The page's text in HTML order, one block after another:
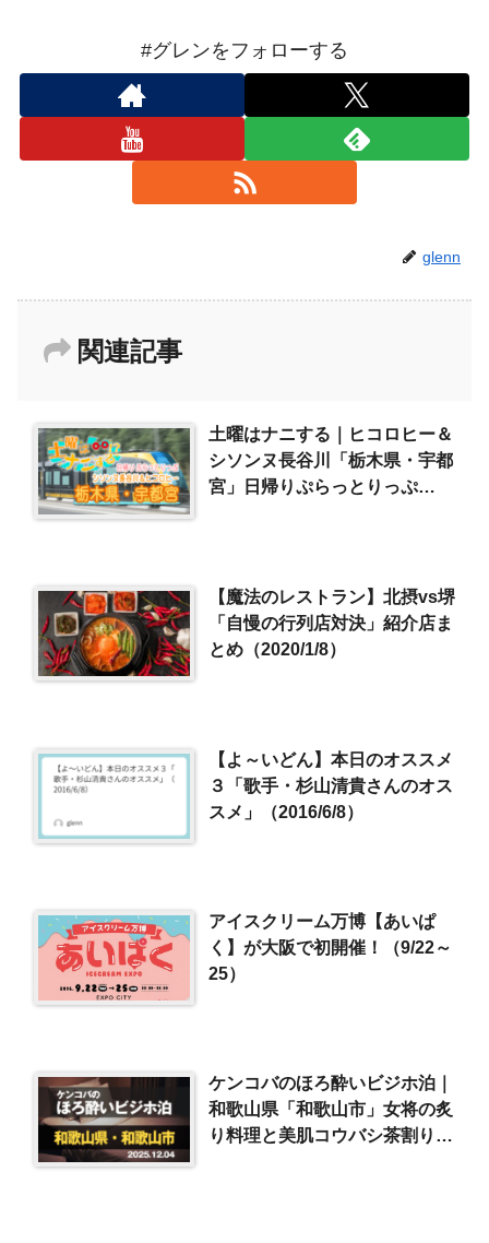
#グレンをフォローする
glenn
関連記事
土曜はナニする｜ヒコロヒー＆
シソンヌ長谷川「栃木県・宇都
宮」日帰りぷらっとりっぷ
【魔法のレストラン】北摂vs堺
「自慢の行列店対決」紹介店ま
とめ（2020/1/8）
【よ～いどん】本日のオススメ
３「歌手・杉山清貴さんのオス
スメ」（2016/6/8）
アイスクリーム万博【あいぱ
く】が大阪で初開催！（9/22～
25）
ケンコバのほろ酔いビジホ泊｜
和歌山県「和歌山市」女将の炙
り料理と美肌コウバシ茶割りで